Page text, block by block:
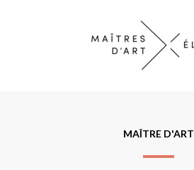
MAÎTRE D'ART